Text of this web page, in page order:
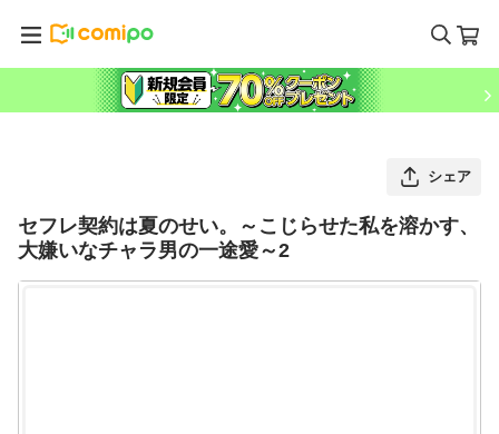
シェア
セフレ契約は夏のせい。～こじらせた私を溶かす、
大嫌いなチャラ男の一途愛～2